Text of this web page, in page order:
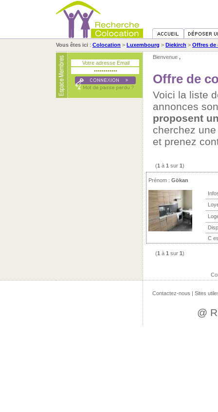
Vous êtes ici : Colocation > Luxembourg > Diekirch > Offres de
Bienvenue ,
Offre de
Voici la liste
annonces
proposent
cherchez
et prenez
(1 à 1 sur 1)
Prénom : Gökan
C
(1 à 1 sur 1)
Contactez-nous | Sites
@